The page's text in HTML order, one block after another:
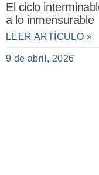
El ciclo
a lo inmensurable
LEER ARTÍCULO »
9 de abril, 2026